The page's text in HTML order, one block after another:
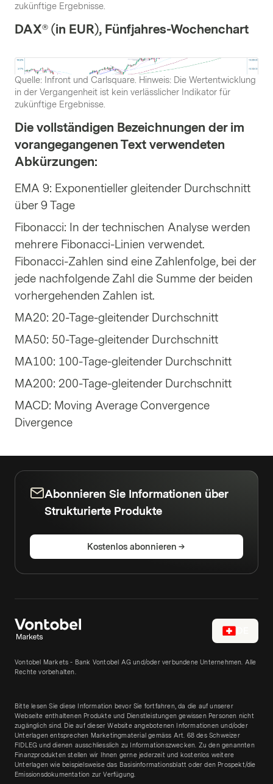
zukünftige Ergebnisse.
DAX® (in EUR), Fünfjahres-Wochenchart
Quelle: Infront und Carlsquare. Hinweis: Die Wertentwicklung
in der Vergangenheit ist kein verlässlicher Indikator für
zukünftige Ergebnisse.
Die vollständigen Bezeichnungen der im
vorangegangenen Text verwendeten
Abkürzungen:
EMA 9: Exponentieller gleitender Durchschnitt
über 9 Tage
Fibonacci: In der technischen Analyse werden
mehrere Fibonacci-Linien verwendet.
Fibonacci-Zahlen sind eine Zahlenfolge, bei der
jede nachfolgende Zahl die Summe der beiden
vorhergehenden Zahlen ist.
MA20: 20-Tage-gleitender Durchschnitt
MA50: 50-Tage-gleitender Durchschnitt
MA100: 100-Tage-gleitender Durchschnitt
MA200: 200-Tage-gleitender Durchschnitt
MACD: Moving Average Convergence
Divergence
Abonnieren Sie Informationen über
Strukturierte Produkte
Kostenlos abonnieren
Vontobel Markets - Bank Vontobel AG und/oder verbundene Unternehmen. Alle
Rechte vorbehalten.
Bitte lesen Sie diese Information bevor Sie fortfahren, da die auf unserer
Webseite enthaltenen Produkte und Dienstleistungen gewissen Personen nicht
zugänglich sind. Die auf dieser Website angebotenen Informationen und/oder
Unterlagen entsprechen Marketingmaterial gemäss Art. 68 des Schweizer
FIDLEG und dienen ausschliesslich zu Informationszwecken. Zu den genannten
Finanzprodukten stellen wir Ihnen gerne jederzeit und kostenlos weitere
Unterlagen wie beispielsweise das Basisinformationsblatt oder den Prospekt/die
Emissionsdokumentation zur Verfügung.